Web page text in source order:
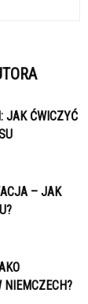
JAK ĆWICZYĆ
– JAK
NIEMCZECH?